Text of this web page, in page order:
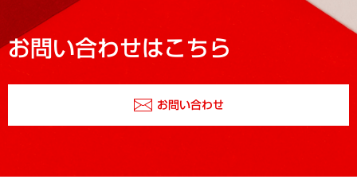
お問い合わせはこちら
お問い合わせ